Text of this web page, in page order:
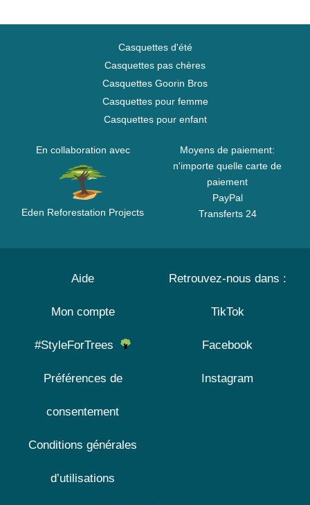
Casquettes d'été
Casquettes pas chères
Casquettes Goorin Bros
Casquettes pour femme
Casquettes pour enfant
En collaboration avec
Eden Reforestation Projects
Moyens de paiement:
n'importe quelle carte de
paiement
PayPal
Transferts 24
Aide
Mon compte
#StyleForTrees
Préférences de
consentement
Conditions générales
d’utilisations
Retrouvez-nous dans :
TikTok
Facebook
Instagram